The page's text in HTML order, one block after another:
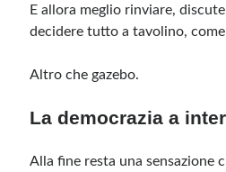
E allora meglio rinviare,
decidere tutto a tavolino,
Altro che gazebo.
La democrazia a
Alla fine resta una sensazione